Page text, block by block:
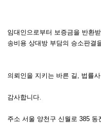
임대인으로부터 보증금을 반환
송비용 상대방 부담의 승소판결
의뢰인을 지키는 바른 길, 법률
감사합니다.
주소 서울 양천구 신월로 385